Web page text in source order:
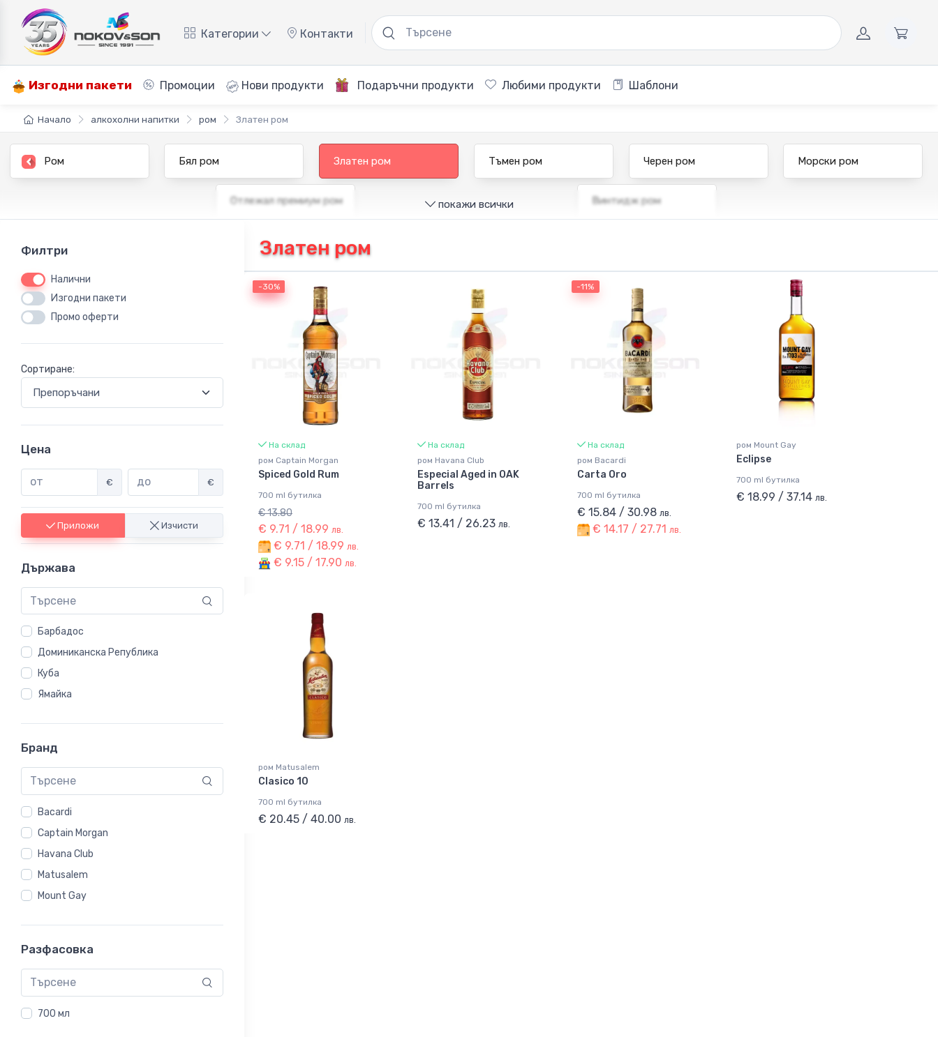
Категории Контакти
Изгодни пакети Промоции Нови продукти Подаръчни продукти Любими продукти Шаблони
Начало алкохолни напитки ром Златен ром
Ром Бял ром Златен ром Тъмен ром Черен ром Морски ром
Отлежал премиум ром Винтидж ром
покажи всички
Филтри
Налични
Изгодни пакети
Промо оферти
Сортиране:
Цена
€ €
Приложи Изчисти
Държава
Барбадос
Доминиканска Република
Куба
Ямайка
Бранд
Bacardi
Captain Morgan
Havana Club
Matusalem
Mount Gay
Разфасовка
700 мл
Златен ром
-30%
-30%
На склад
ром Captain Morgan
Spiced Gold Rum
700 ml бутилка
€ 13.80
€ 9.71 / 18.99 лв.
€ 9.71 / 18.99 лв.
€ 9.15 / 17.90 лв.
На склад
ром Havana Club
Especial Aged in OAK
Barrels
700 ml бутилка
€ 13.41 / 26.23лв.
-11%
На склад
ром Bacardi
Carta Oro
700 ml бутилка
€ 15.84 / 30.98 лв.
€ 14.17 / 27.71 лв.
ром Mount Gay
Eclipse
700 ml бутилка
€ 18.99 / 37.14лв.
ром Matusalem
Clasico 10
700 ml бутилка
€ 20.45 / 40.00 лв.